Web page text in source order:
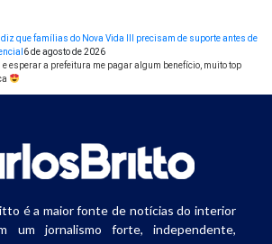
que famílias do Nova Vida III precisam de suporte antes de
6 de agosto de 2026
esperar a prefeitura me pagar algum benefício, muito top
é a maior fonte de notícias do interior
um jornalismo forte, independente,